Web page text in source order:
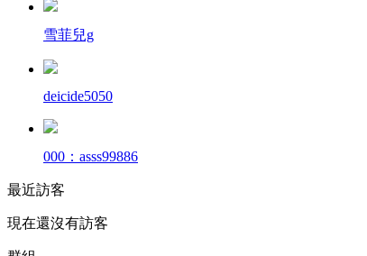
雪菲兒g
deicide5050
000：asss99886
最近訪客
現在還沒有訪客